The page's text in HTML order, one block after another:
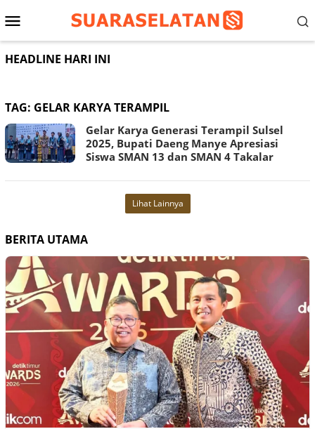
ke
Menu
Mobile
HEADLINE HARI INI
TAG: GELAR KARYA TERAMPIL
Gelar Karya Generasi Terampil Sulsel
2025, Bupati Daeng Manye Apresiasi
Siswa SMAN 13 dan SMAN 4 Takalar
Lihat Lainnya
BERITA UTAMA